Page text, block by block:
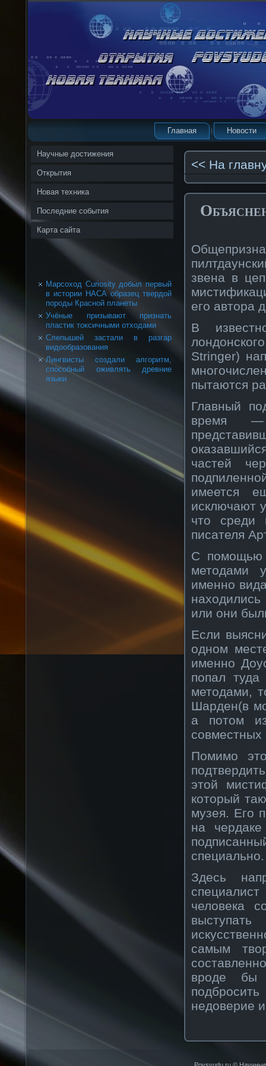
Главная Новости
Научные достижения
Открытия
Новая техника
Последние события
Карта сайта
Марсоход Curiosity добыл первый
в истории НАСА образец твердой
породы Красной планеты
Учёные призывают признать
пластик токсичными отходами
Слепышей застали в разгар
видообразования
Лингвисты создали алгоритм,
способный оживлять древние
языки
<< На
звена в
его автора
В
Stringer)
пытаются
Главный
время —
частей
имеется
исключают
что среди
писателя
С помощью
методами
именно
или они
Если
одном
именно
попал
методами,
Шарден(в
а потом
совместных
Помимо
этой
который
музея. Его
на
специально.
Здесь
человека
самым
вроде бы
недоверие